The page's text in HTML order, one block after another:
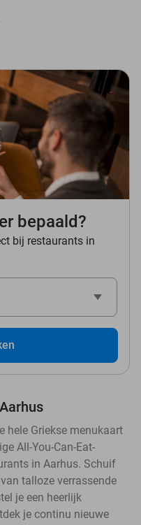
bepaald?
bij restaurants in
hele Griekse menukaart
All-You-Can-Eat-
in Aarhus. Schuif
talloze verrassende
je een heerlijk
je continu nieuwe